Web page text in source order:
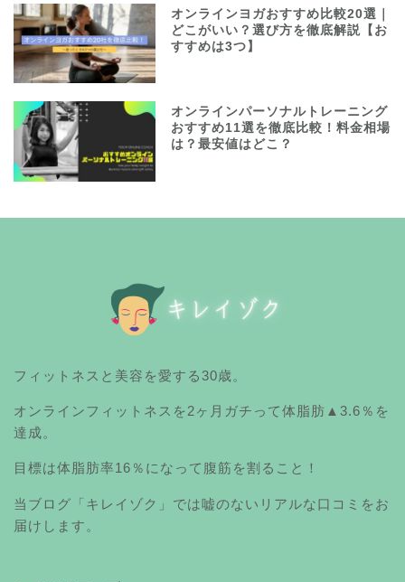
オンラインヨガおすすめ比較20選｜
どこがいい？選び方を徹底解説【お
すすめは3つ】
オンラインパーソナルトレーニング
おすすめ11選を徹底比較！料金相場
は？最安値はどこ？
フィットネスと美容を愛する30歳。
オンラインフィットネスを2ヶ月ガチって体脂肪▲3.6％を
達成。
目標は体脂肪率16％になって腹筋を割ること！
当ブログ「キレイゾク」では嘘のないリアルな口コミをお
届けします。